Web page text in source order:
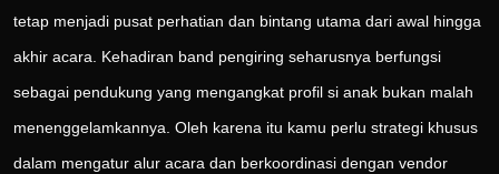
tetap menjadi pusat perhatian dan bintang utama dari awal hingga
akhir acara. Kehadiran band pengiring seharusnya berfungsi
sebagai pendukung yang mengangkat profil si anak bukan malah
menenggelamkannya. Oleh karena itu kamu perlu strategi khusus
dalam mengatur alur acara dan berkoordinasi dengan vendor